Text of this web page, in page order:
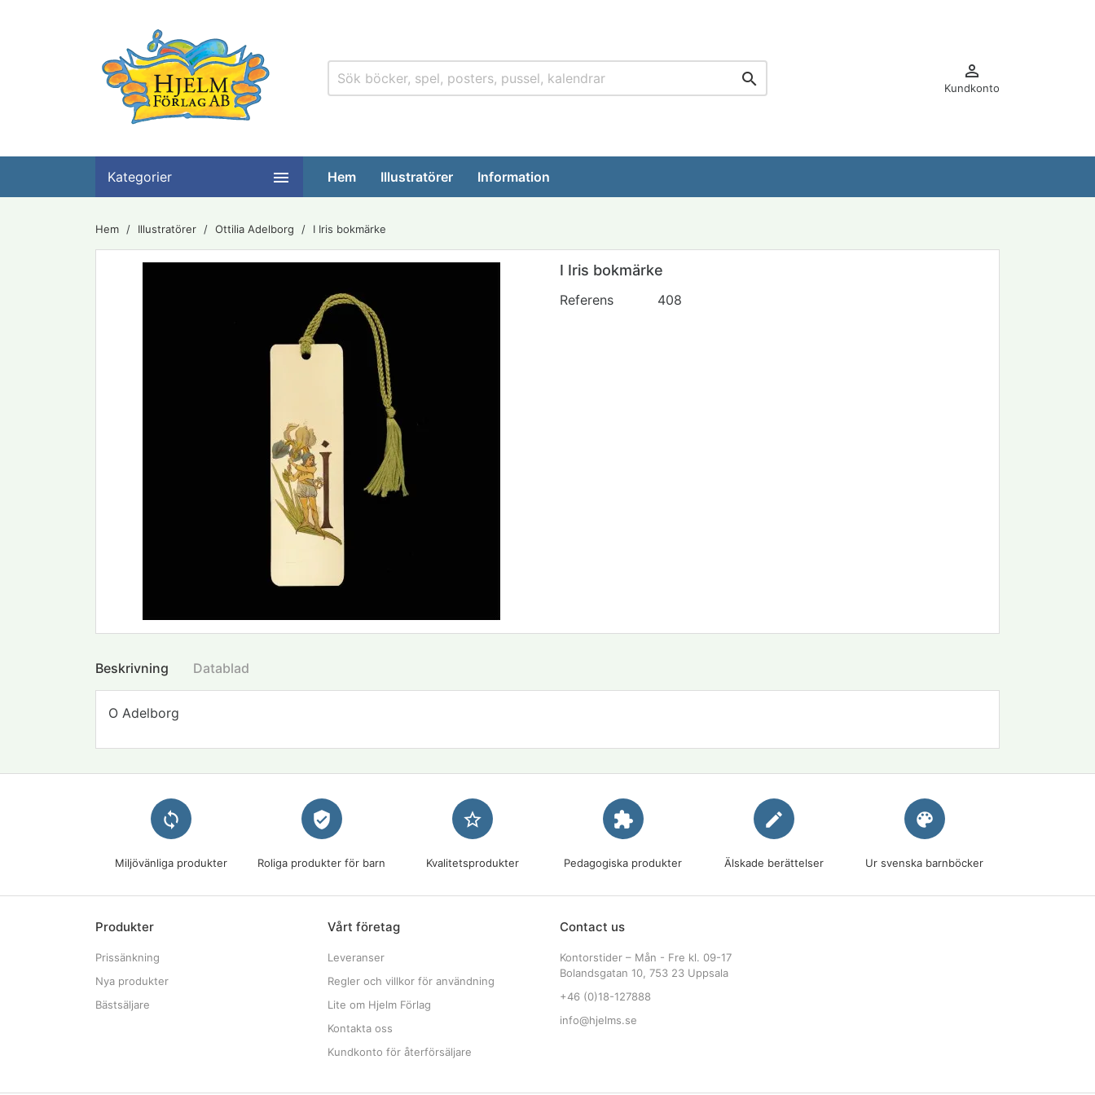
 
Kundkonto
Kategorier  Hem Illustratörer Information
Hem Illustratörer Ottilia Adelborg I Iris bokmärke
I Iris bokmärke
Referens 408
Beskrivning Datablad
O Adelborg
loop
Miljövänliga produkter
verified_user
Roliga produkter för barn
star_border
Kvalitetsprodukter
extension
Pedagogiska produkter
edit
Älskade berättelser
palette
Ur svenska barnböcker
Produkter
Prissänkning
Nya produkter
Bästsäljare
Vårt företag
Leveranser
Regler och villkor för användning
Lite om Hjelm Förlag
Kontakta oss
Kundkonto för återförsäljare
Contact us
Kontorstider – Mån - Fre kl. 09-17
Bolandsgatan 10, 753 23 Uppsala
+46 (0)18-127888
info@hjelms.se